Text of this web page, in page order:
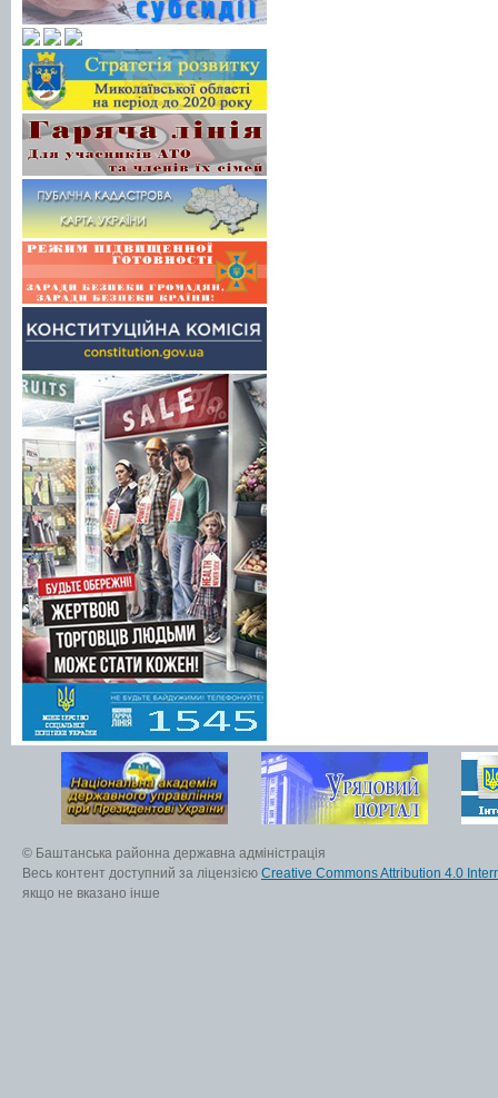
© Баштанська районна державна адміністрація
Весь контент доступний за ліцензією Creative Commons Attribution 4.0
якщо не вказано інше